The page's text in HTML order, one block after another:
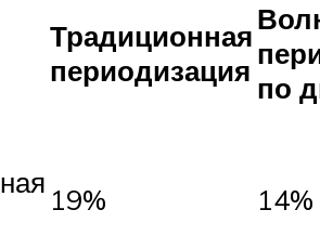
Традиционная
периодизация по
19% 14%